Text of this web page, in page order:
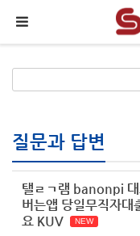
질문과 답변
탤ㄹㄱ램 banonpi 대
버는앱 당일무직자
요 KUV
NEW